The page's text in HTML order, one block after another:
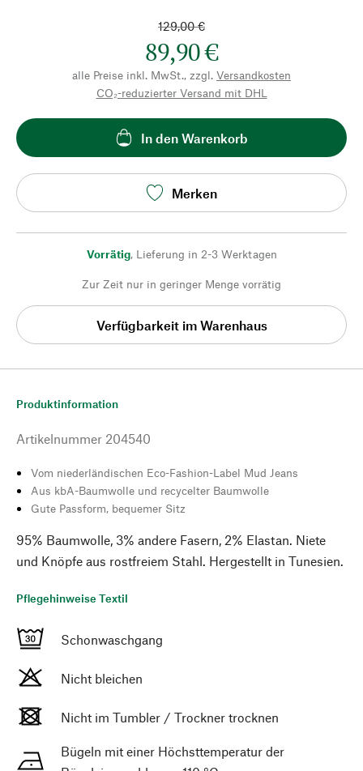
129,00 €
89,90 €
alle Preise inkl. MwSt., zzgl. Versandkosten
CO₂-reduzierter Versand mit DHL
In den Warenkorb
Merken
Vorrätig, Lieferung in 2-3 Werktagen
Zur Zeit nur in geringer Menge vorrätig
Verfügbarkeit im Warenhaus
Produktinformation
Artikelnummer 204540
Vom niederländischen Eco-Fashion-Label Mud Jeans
Aus kbA-Baumwolle und recycelter Baumwolle
Gute Passform, bequemer Sitz
95% Baumwolle, 3% andere Fasern, 2% Elastan. Niete
und Knöpfe aus rostfreiem Stahl. Hergestellt in Tunesien.
Pflegehinweise Textil
Schonwaschgang
Nicht bleichen
Nicht im Tumbler / Trockner trocknen
Bügeln mit einer Höchsttemperatur der